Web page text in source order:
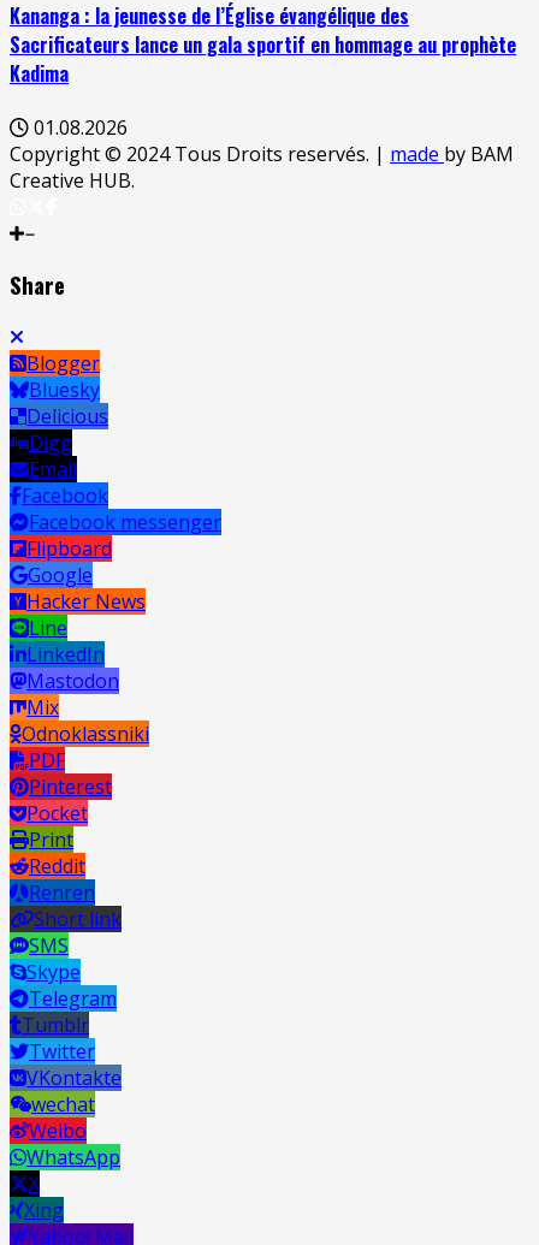
Kananga : la jeunesse de l’Église évangélique des
Sacrificateurs lance un gala sportif en hommage au prophète
Kadima
01.08.2026
Copyright © 2024 Tous Droits reservés. | made by BAM
Creative HUB.
Share
Blogger
Bluesky
Delicious
Digg
Email
Facebook
Facebook messenger
Flipboard
Google
Hacker News
Line
LinkedIn
Mastodon
Mix
Odnoklassniki
PDF
Pinterest
Pocket
Print
Reddit
Renren
Short link
SMS
Skype
Telegram
Tumblr
Twitter
VKontakte
wechat
Weibo
WhatsApp
X
Xing
Yahoo! Mail